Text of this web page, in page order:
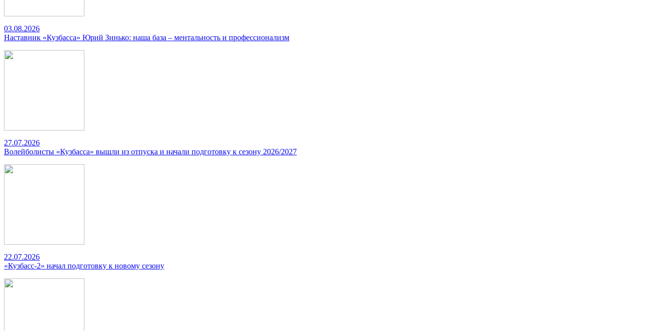
03.08.2026
Наставник «Кузбасса» Юрий Зинько: наша база – ментальность и профессионализм
27.07.2026
Волейболисты «Кузбасса» вышли из отпуска и начали подготовку к сезону 2026/2027
22.07.2026
«Кузбасс-2» начал подготовку к новому сезону